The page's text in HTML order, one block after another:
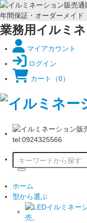
業務用イルミ
マイアカウント
ログイン
カート
（0）
ホーム
型から選ぶ